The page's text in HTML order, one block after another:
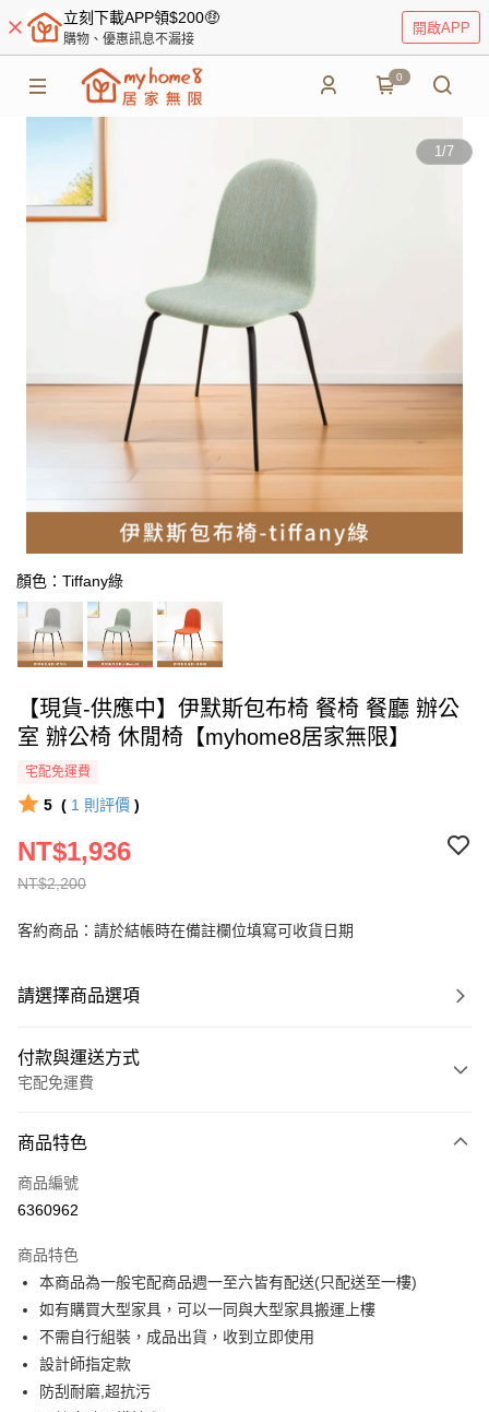
立刻下載APP領$200🤑
購物、優惠訊息不漏接
開啟APP
0
1/7
顏色：Tiffany綠
【現貨-供應中】伊默斯包布椅 餐椅 餐廳 辦公
室 辦公椅 休閒椅【myhome8居家無限】
宅配免運費
5 ( 1 則評價 )
NT$2,200
NT$1,936
客約商品：請於結帳時在備註欄位填寫可收貨日期
請選擇商品選項
付款與運送方式
宅配免運費
信用卡一次付款
信用卡分期付款
合作金庫商業銀行
華南商業銀行
彰化商業銀行
上海商業儲蓄銀行
台北富邦商業銀行
國泰世華商業銀行
兆豐國際商業銀行
臺灣中小企業銀行
匯豐（台灣）商業銀行
聯邦商業銀行
6 期 0 利率 每期
華南商業銀行
彰化商業銀行
上海商業儲蓄銀行
台北富邦商業銀行
國泰世華商業銀行
臺灣中小企業銀行
LINE Pay
Apple Pay
街口支付
商品特色
商品編號
6360962
商品特色
本商品為一般宅配商品週一至六皆有配送(只配送至一樓)
如有購買大型家具，可以一同與大型家具搬運上樓
不需自行組裝，成品出貨，收到立即使用
設計師指定款
防刮耐磨,超抗污